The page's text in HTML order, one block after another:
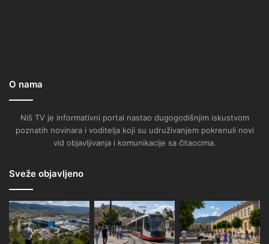
O nama
Niš TV je informativni portal nastao dugogodišnjim iskustvom
poznatih novinara i voditelja koji su udruživanjem pokrenuli novi
vid objavljivanja i komunikacije sa čitaocima.
Sveže objavljeno